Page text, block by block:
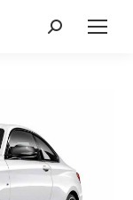
Cerca: